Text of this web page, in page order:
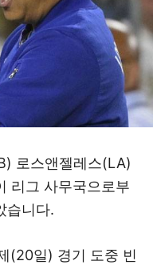
로스앤젤레스(LA)
리그 사무국으로부
습니다.
(20일) 경기 도중 빈